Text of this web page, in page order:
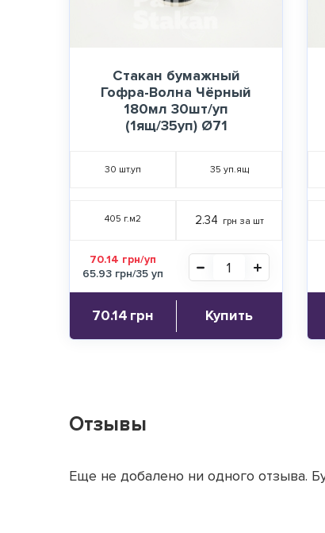
Стакан бумажный
Гофра-Волна Чёрный
180мл 30шт/уп
(1ящ/35уп) Ø71
30 шт.уп 35 уп.ящ
405 г.м2 2.34 грн за шт
70.14 грн/уп
65.93 грн/35 уп
70.14 грн Купить
Отзывы
Еще не добалено ни одного отзыва.